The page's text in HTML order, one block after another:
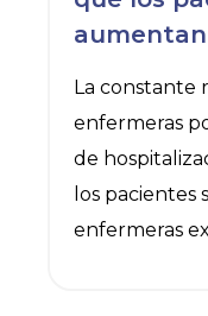
La constante
enfermeras
de
los pacientes
enfermeras